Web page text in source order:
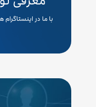
با ما در